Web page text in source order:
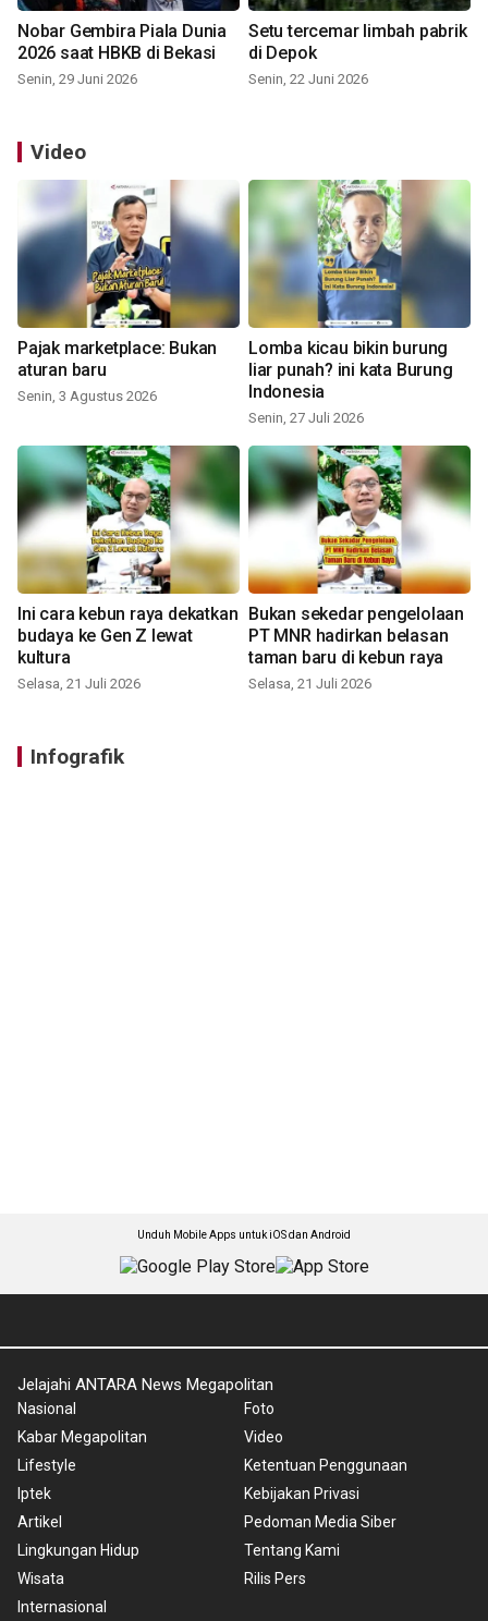
Nobar Gembira Piala Dunia
2026 saat HBKB di Bekasi
Senin, 29 Juni 2026
Setu tercemar limbah pabrik
di Depok
Senin, 22 Juni 2026
Video
Pajak marketplace: Bukan
aturan baru
Senin, 3 Agustus 2026
Lomba kicau bikin burung
liar punah? ini kata Burung
Indonesia
Senin, 27 Juli 2026
Ini cara kebun raya dekatkan
budaya ke Gen Z lewat
kultura
Selasa, 21 Juli 2026
Bukan sekedar pengelolaan
PT MNR hadirkan belasan
taman baru di kebun raya
Selasa, 21 Juli 2026
Infografik
Unduh Mobile Apps untuk iOS dan Android
Jelajahi ANTARA News Megapolitan
Nasional
Kabar Megapolitan
Lifestyle
Iptek
Artikel
Lingkungan Hidup
Wisata
Internasional
Foto
Video
Ketentuan Penggunaan
Kebijakan Privasi
Pedoman Media Siber
Tentang Kami
Rilis Pers